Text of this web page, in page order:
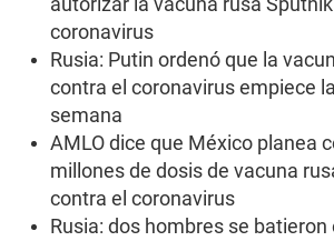
coronavirus
Rusia: Putin ordenó que la
contra el coronavirus empiece
semana
AMLO dice que México planea
millones de dosis de vacuna
contra el coronavirus
Rusia: dos hombres se batieron